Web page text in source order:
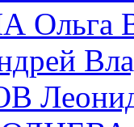
Леонид